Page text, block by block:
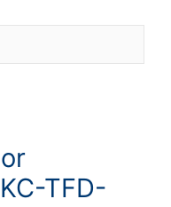
TFD-